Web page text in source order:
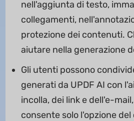
nell'aggiunta di testo,
collegamenti,
protezione dei contenuti.
aiutare nella generazione
Gli utenti possono
generati da UPDF AI con
incolla, dei link e dell'e-
consente solo l'opzione